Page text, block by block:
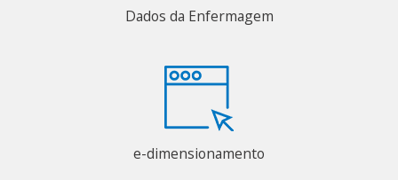
Dados da Enfermagem
e-dimensionamento